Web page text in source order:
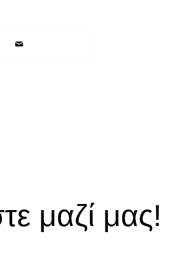
μαζί μας!